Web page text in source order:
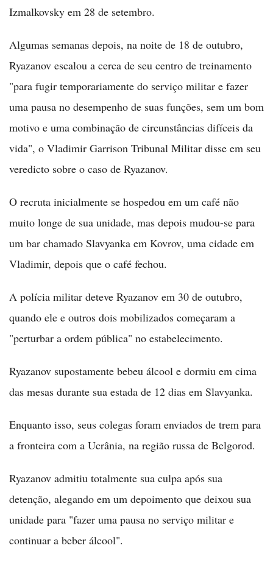
Izmalkovsky em 28 de setembro.
Algumas semanas depois, na noite de 18 de outubro,
Ryazanov escalou a cerca de seu centro de treinamento
"para fugir temporariamente do serviço militar e fazer
uma pausa no desempenho de suas funções, sem um bom
motivo e uma combinação de circunstâncias difíceis da
vida", o Vladimir Garrison Tribunal Militar disse em seu
veredicto sobre o caso de Ryazanov.
O recruta inicialmente se hospedou em um café não
muito longe de sua unidade, mas depois mudou-se para
um bar chamado Slavyanka em Kovrov, uma cidade em
Vladimir, depois que o café fechou.
A polícia militar deteve Ryazanov em 30 de outubro,
quando ele e outros dois mobilizados começaram a
"perturbar a ordem pública" no estabelecimento.
Ryazanov supostamente bebeu álcool e dormiu em cima
das mesas durante sua estada de 12 dias em Slavyanka.
Enquanto isso, seus colegas foram enviados de trem para
a fronteira com a Ucrânia, na região russa de Belgorod.
Ryazanov admitiu totalmente sua culpa após sua
detenção, alegando em um depoimento que deixou sua
unidade para "fazer uma pausa no serviço militar e
continuar a beber álcool".